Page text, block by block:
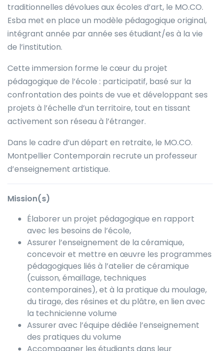
traditionnelles dévolues aux écoles d’art, le MO.CO.
Esba met en place un modèle pédagogique original,
intégrant année par année ses étudiant/es à la vie
de l’institution.
Cette immersion forme le cœur du projet
pédagogique de l’école : participatif, basé sur la
confrontation des points de vue et développant ses
projets à l’échelle d’un territoire, tout en tissant
activement son réseau à l’étranger.
Dans le cadre d’un départ en retraite, le MO.CO.
Montpellier Contemporain recrute un professeur
d’enseignement artistique.
Mission(s)
Élaborer un projet pédagogique en rapport
avec les besoins de l’école,
Assurer l’enseignement de la céramique,
concevoir et mettre en œuvre les programmes
pédagogiques liés à l’atelier de céramique
(cuisson, émaillage, techniques
contemporaines), et à la pratique du moulage,
du tirage, des résines et du plâtre, en lien avec
la technicienne volume
Assurer avec l’équipe dédiée l’enseignement
des pratiques du volume
Accompagner les étudiants dans leur